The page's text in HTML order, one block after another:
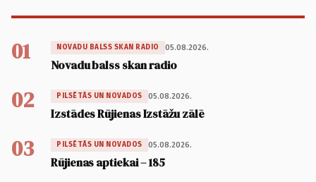
01 NOVADU BALSS SKAN RADIO 05.08.2026.
Novadu balss skan radio
02 PILSĒTĀS UN NOVADOS 05.08.2026.
Izstādes Rūjienas Izstāžu zālē
03 PILSĒTĀS UN NOVADOS 05.08.2026.
Rūjienas aptiekai – 185